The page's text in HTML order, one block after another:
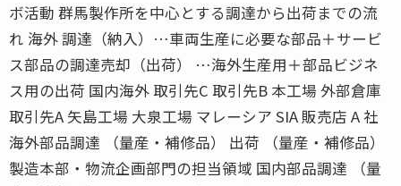
ボ活動 群馬製作所を中心とする調達から出荷までの流
れ 海外 調達（納入）…車両生産に必要な部品＋サービ
ス部品の調達売却（出荷） …海外生産用＋部品ビジネ
ス用の出荷 国内海外 取引先C 取引先B 本工場 外部倉庫
取引先A 矢島工場 大泉工場 マレーシア SIA 販売店 A 社
海外部品調達 （量産・補修品） 出荷 （量産・補修品）
製造本部・物流企画部門の担当領域 国内部品調達 （量